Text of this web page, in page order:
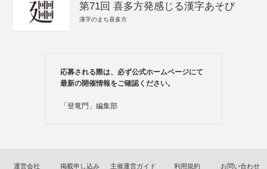
第71回 喜多方発感じる漢字あそび
漢字のまち喜多方
応募される際は、必ず公式ホームページにて
最新の開催情報をご確認ください。
「登竜門」編集部
運営会社 掲載申し込み 主催運営ガイド 利用規約 お問い合わせ